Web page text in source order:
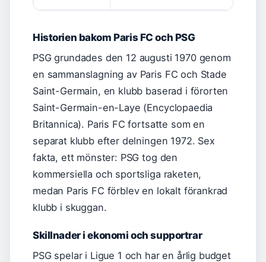
Historien bakom Paris FC och PSG
PSG grundades den 12 augusti 1970 genom
en sammanslagning av Paris FC och Stade
Saint-Germain, en klubb baserad i förorten
Saint-Germain-en-Laye (Encyclopaedia
Britannica). Paris FC fortsatte som en
separat klubb efter delningen 1972. Sex
fakta, ett mönster: PSG tog den
kommersiella och sportsliga raketen,
medan Paris FC förblev en lokalt förankrad
klubb i skuggan.
Skillnader i ekonomi och supportrar
PSG spelar i Ligue 1 och har en årlig budget